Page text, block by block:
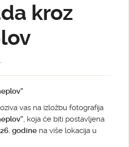
kroz
vas na izložbu fotografija
, koja će biti postavljena
godine na više lokacija u